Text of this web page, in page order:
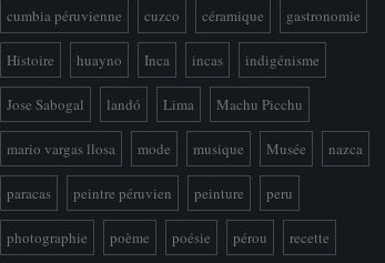
cumbia péruvienne cuzco céramique gastronomie
Histoire huayno Inca incas indigénisme
Jose Sabogal landó Lima Machu Picchu
mario vargas llosa mode musique Musée nazca
paracas peintre péruvien peinture peru
photographie poème poésie pérou recette